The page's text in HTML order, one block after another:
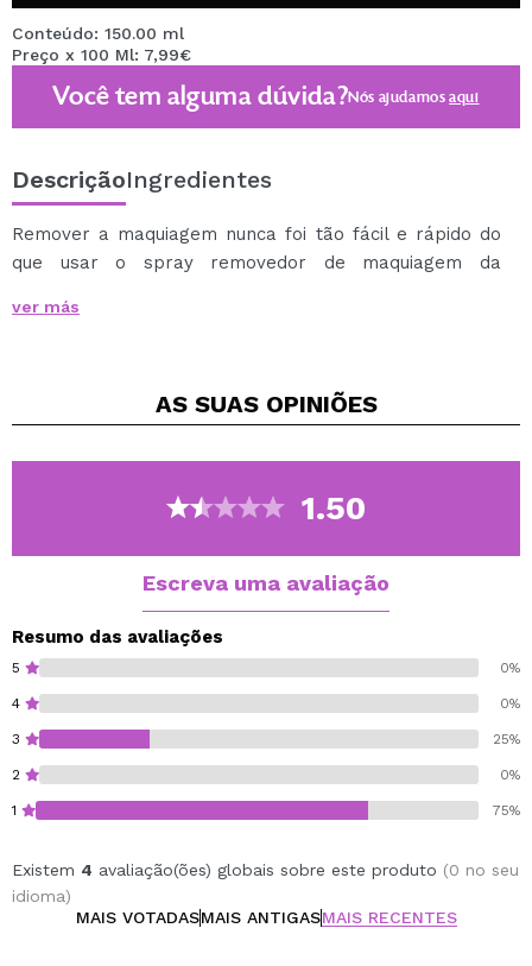
Conteúdo: 150.00 ml
Preço x 100 Ml: 7,99€
Você tem alguma dúvida?Nós ajudamosaqui
DescriçãoIngredientes
Remover a maquiagem nunca foi tão fácil e rápido do
que usar o spray removedor de maquiagem da
Você só precisa agitar o spray, borrifar em todo o
Você não precisará usar lenços, água ou produtos de
Ideal para levar sempre com você e remover toda a
maquiagem em poucos segundos.
ver más
AS SUAS OPINIÕES
1.50
Escreva uma avaliação
Resumo das avaliações
5 0%
4 0%
3 25%
2 0%
1 75%
Existem 4 avaliação(ões) globais sobre este produto (0 no seu
idioma)
MAIS VOTADASMAIS ANTIGASMAIS RECENTES